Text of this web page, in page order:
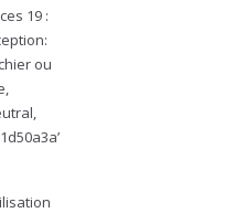
19 :
ou